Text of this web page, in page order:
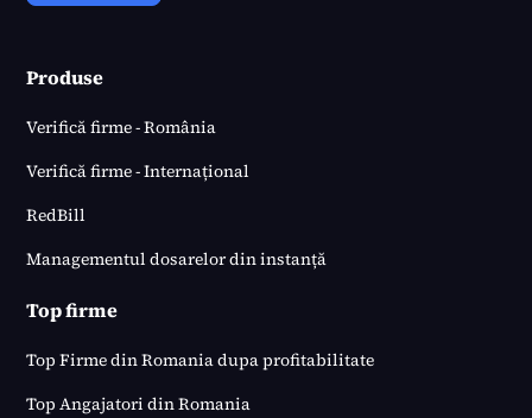
Produse
Verifică firme - România
Verifică firme - Internațional
RedBill
Managementul dosarelor din instanță
Top firme
Top Firme din Romania dupa profitabilitate
Top Angajatori din Romania